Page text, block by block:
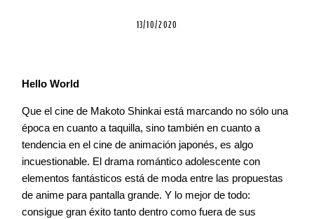
13/10/2020
Hello World
Que el cine de Makoto Shinkai está marcando no sólo una
época en cuanto a taquilla, sino también en cuanto a
tendencia en el cine de animación japonés, es algo
incuestionable. El drama romántico adolescente con
elementos fantásticos está de moda entre las propuestas
de anime para pantalla grande. Y lo mejor de todo:
consigue gran éxito tanto dentro como fuera de sus